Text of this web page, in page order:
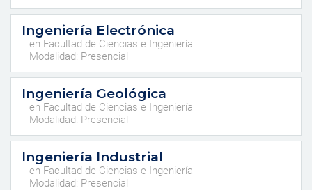
Ingeniería Electrónica
en Facultad de Ciencias e Ingeniería
Modalidad: Presencial
Ingeniería Geológica
en Facultad de Ciencias e Ingeniería
Modalidad: Presencial
Ingeniería Industrial
en Facultad de Ciencias e Ingeniería
Modalidad: Presencial